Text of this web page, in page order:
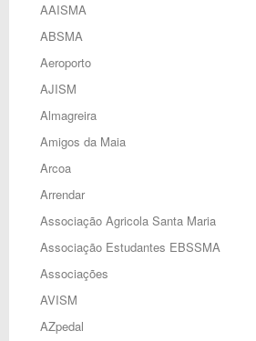
AAISMA
ABSMA
Aeroporto
AJISM
Almagreira
Amigos da Maia
Arcoa
Arrendar
Associação Agricola Santa Maria
Associação Estudantes EBSSMA
Associações
AVISM
AZpedal